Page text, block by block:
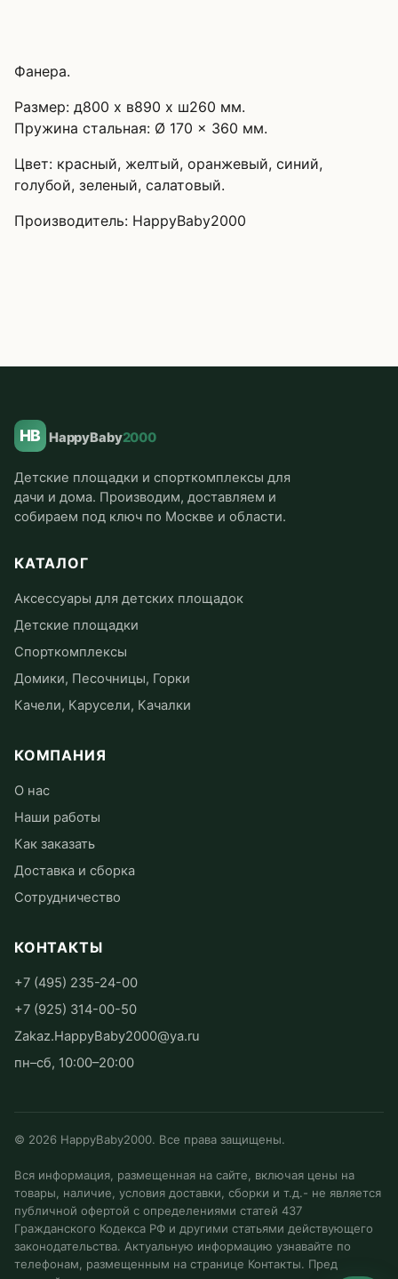
Фанера.
Размер: д800 x в890 х ш260 мм.
Пружина стальная: Ø 170 x 360 мм.
Цвет: красный, желтый, оранжевый, синий,
голубой, зеленый, салатовый.
Производитель: HappyBaby2000
HB HappyBaby2000
Детские площадки и спорткомплексы для
дачи и дома. Производим, доставляем и
собираем под ключ по Москве и области.
КАТАЛОГ
Аксессуары для детских площадок
Детские площадки
Спорткомплексы
Домики, Песочницы, Горки
Качели, Карусели, Качалки
КОМПАНИЯ
О нас
Наши работы
Как заказать
Доставка и сборка
Сотрудничество
КОНТАКТЫ
+7 (495) 235-24-00
+7 (925) 314-00-50
Zakaz.HappyBaby2000@ya.ru
пн–сб, 10:00–20:00
© 2026 HappyBaby2000. Все права защищены.
Вся информация, размещенная на сайте, включая цены на
товары, наличие, условия доставки, сборки и т.д.- не является
публичной офертой с определениями статей 437
Гражданского Кодекса РФ и другими статьями действующего
законодательства. Актуальную информацию узнавайте по
телефонам, размещенным на странице Контакты. Пред